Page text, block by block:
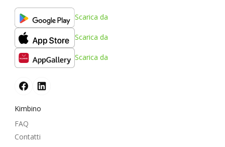
Scarica da
Scarica da
Scarica da
Kimbino
FAQ
Contatti